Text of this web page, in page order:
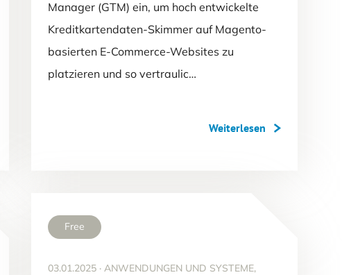
Manager (GTM) ein, um hoch entwickelte
Kreditkartendaten-Skimmer auf Magento-
basierten E-Commerce-Websites zu
platzieren und so vertraulic…
Weiterlesen
Free
03.01.2025 · ANWENDUNGEN UND SYSTEME,